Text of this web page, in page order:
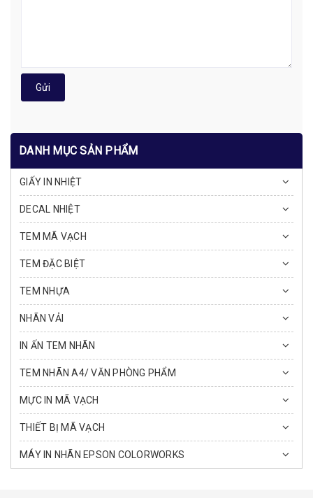
Gửi
DANH MỤC SẢN PHẨM
GIẤY IN NHIỆT
DECAL NHIỆT
TEM MÃ VẠCH
TEM ĐẶC BIỆT
TEM NHỰA
NHÃN VẢI
IN ẤN TEM NHÃN
TEM NHÃN A4/ VĂN PHÒNG PHẨM
MỰC IN MÃ VẠCH
THIẾT BỊ MÃ VẠCH
MÁY IN NHÃN EPSON COLORWORKS